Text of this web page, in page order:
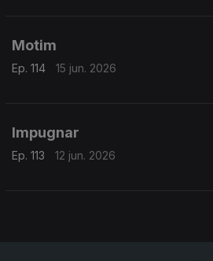
Motim
Ep. 114 15 jun. 2026
Impugnar
Ep. 113 12 jun. 2026